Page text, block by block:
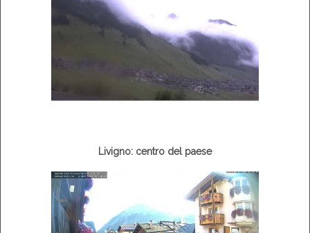
Livigno: centro del paese